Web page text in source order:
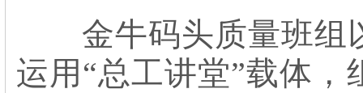
金牛码头质量班组以
运用“总工讲堂”载体